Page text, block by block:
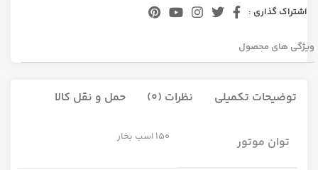
اشتراک گذاری :
ویژگی های محصول
توضیحات تکمیلی نظرات (0) حمل و نقل کالا
توان موتور 150 اسب بخار